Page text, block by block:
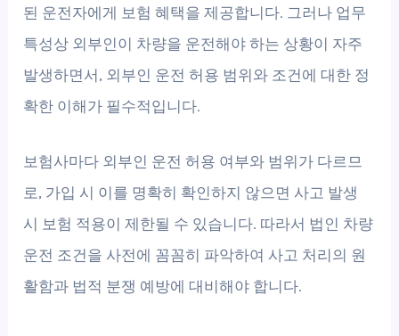
된 운전자에게 보험 혜택을 제공합니다. 그러나 업무
특성상 외부인이 차량을 운전해야 하는 상황이 자주
발생하면서, 외부인 운전 허용 범위와 조건에 대한 정
확한 이해가 필수적입니다.
보험사마다 외부인 운전 허용 여부와 범위가 다르므
로, 가입 시 이를 명확히 확인하지 않으면 사고 발생
시 보험 적용이 제한될 수 있습니다. 따라서 법인 차량
운전 조건을 사전에 꼼꼼히 파악하여 사고 처리의 원
활함과 법적 분쟁 예방에 대비해야 합니다.